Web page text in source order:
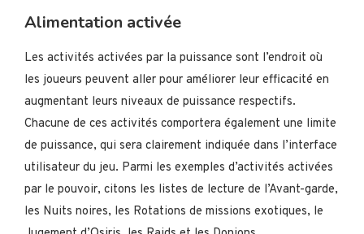
Alimentation activée
Les activités activées par la puissance sont l’endroit où
les joueurs peuvent aller pour améliorer leur efficacité en
augmentant leurs niveaux de puissance respectifs.
Chacune de ces activités comportera également une limite
de puissance, qui sera clairement indiquée dans l’interface
utilisateur du jeu. Parmi les exemples d’activités activées
par le pouvoir, citons les listes de lecture de l’Avant-garde,
les Nuits noires, les Rotations de missions exotiques, le